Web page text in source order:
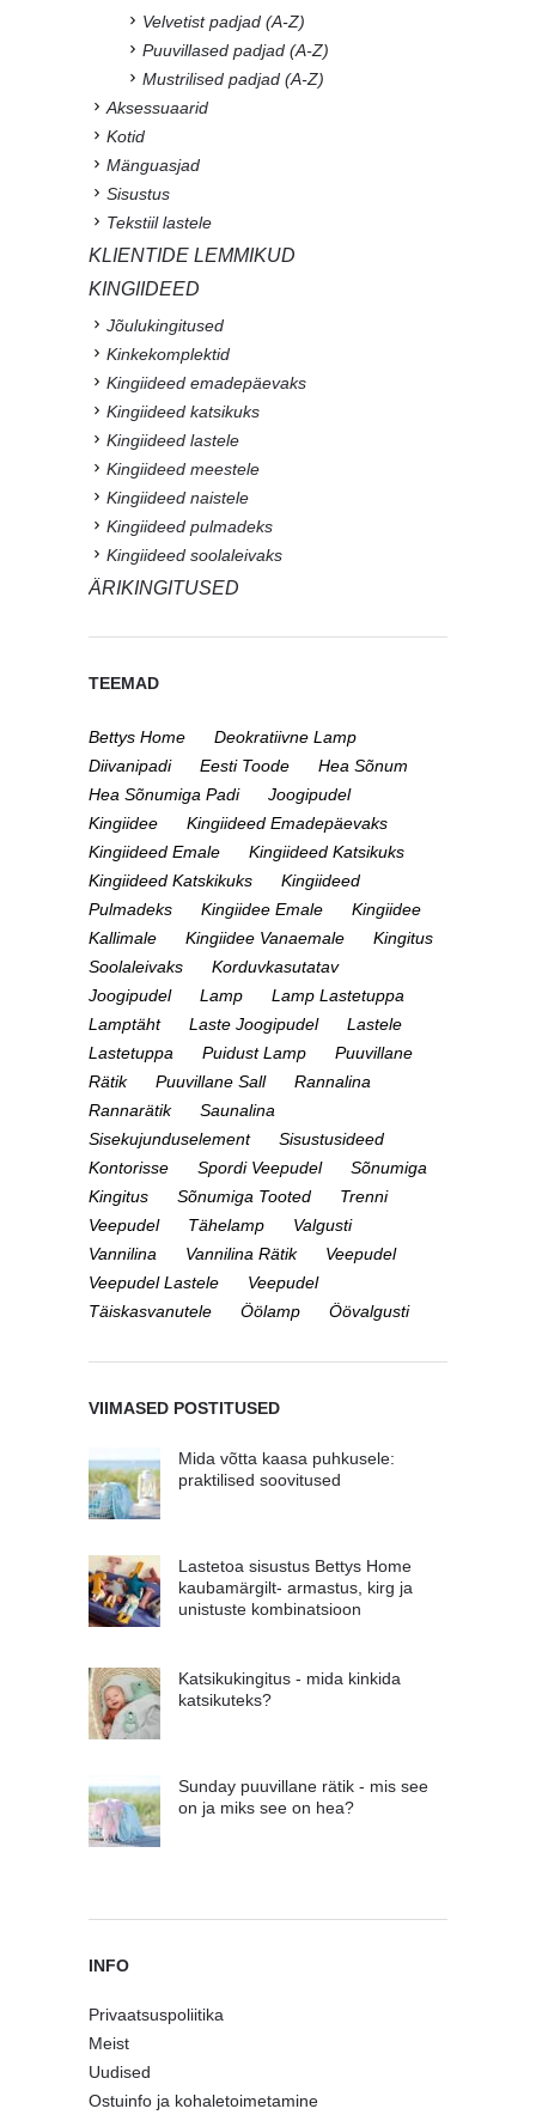
Velvetist padjad (A-Z)
Puuvillased padjad (A-Z)
Mustrilised padjad (A-Z)
Aksessuaarid
Kotid
Mänguasjad
Sisustus
Tekstiil lastele
KLIENTIDE LEMMIKUD
KINGIIDEED
Jõulukingitused
Kinkekomplektid
Kingiideed emadepäevaks
Kingiideed katsikuks
Kingiideed lastele
Kingiideed meestele
Kingiideed naistele
Kingiideed pulmadeks
Kingiideed soolaleivaks
ÄRIKINGITUSED
TEEMAD
Bettys Home
Deokratiivne Lamp
Diivanipadi
Eesti Toode
Hea Sõnum
Hea Sõnumiga Padi
Joogipudel
Kingiidee
Kingiideed Emadepäevaks
Kingiideed Emale
Kingiideed Katsikuks
Kingiideed Katskikuks
Kingiideed
Pulmadeks
Kingiidee Emale
Kingiidee
Kallimale
Kingiidee Vanaemale
Kingitus
Soolaleivaks
Korduvkasutatav
Joogipudel
Lamp
Lamp Lastetuppa
Lamptäht
Laste Joogipudel
Lastele
Lastetuppa
Puidust Lamp
Puuvillane
Rätik
Puuvillane Sall
Rannalina
Rannarätik
Saunalina
Sisekujunduselement
Sisustusideed
Kontorisse
Spordi Veepudel
Sõnumiga
Kingitus
Sõnumiga Tooted
Trenni
Veepudel
Tähelamp
Valgusti
Vannilina
Vannilina Rätik
Veepudel
Veepudel Lastele
Veepudel
Täiskasvanutele
Öölamp Öövalgusti
VIIMASED POSTITUSED
Mida võtta kaasa puhkusele:
praktilised soovitused
Lastetoa sisustus Bettys Home
kaubamärgilt- armastus, kirg ja
unistuste kombinatsioon
Katsikukingitus - mida kinkida
katsikuteks?
Sunday puuvillane rätik - mis see
on ja miks see on hea?
INFO
Privaatsuspoliitika
Meist
Uudised
Ostuinfo ja kohaletoimetamine